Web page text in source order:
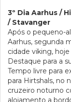
3º Dia Aarhus /
/ Stavanger
Após o pequeno-
Aarhus, segunda
cidade viking,
Destaque para a
Tempo livre para
para Hirtshals, no
cruzeiro noturno
alojamento a